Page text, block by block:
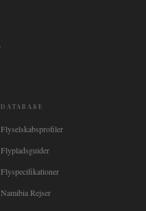
DATABASE
Flyselskabsprofiler
Flypladsguider
Flyspecifikationer
Namibia Rejser